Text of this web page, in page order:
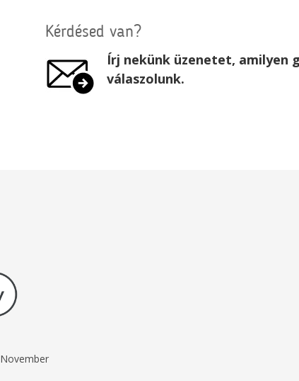
Kérdésed van?
Írj nekünk üzenetet, amilyen
válaszolunk.